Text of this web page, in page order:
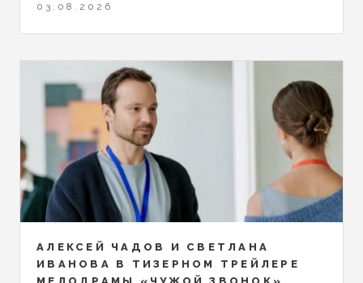
03.08.2026
АЛЕКСЕЙ ЧАДОВ И СВЕТЛАНА
ИВАНОВА В ТИЗЕРНОМ ТРЕЙЛЕРЕ